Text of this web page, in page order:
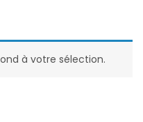
à votre sélection.